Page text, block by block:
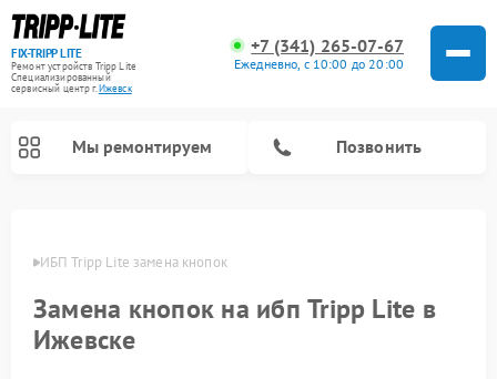
FIX-TRIPP LITE
Ремонт устройств Tripp Lite
Специализированный
cервисный центр г.Ижевск
+7 (341) 265-07-67
Ежедневно, с 10:00 до 20:00
Мы ремонтируем Позвонить
ИБП Tripp Lite замена кнопок
Замена кнопок на ибп Tripp Lite в
Ижевске